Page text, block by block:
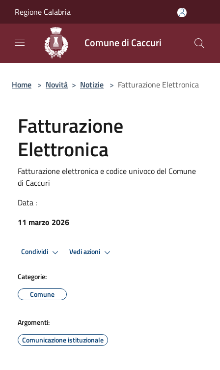
Regione Calabria
Comune di Caccuri
Home > Novità > Notizie > Fatturazione Elettronica
Fatturazione
Elettronica
Fatturazione elettronica e codice univoco del Comune
di Caccuri
Data :
11 marzo 2026
Condividi Vedi azioni
Categorie:
Comune
Argomenti:
Comunicazione istituzionale